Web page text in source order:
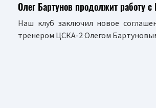
Олег Бартунов продолжит работу
Наш клуб заключил новое
тренером ЦСКА-2 Олегом